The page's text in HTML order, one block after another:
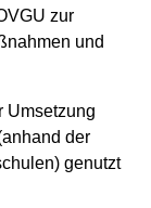
zur
und
Umsetzung
der
genutzt